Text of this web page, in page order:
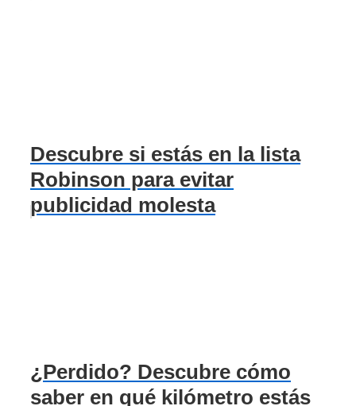
Descubre si estás en la lista
Robinson para evitar
publicidad molesta
¿Perdido? Descubre cómo
saber en qué kilómetro estás